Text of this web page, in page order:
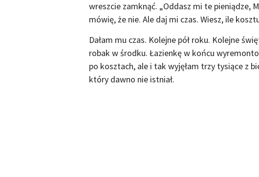
wreszcie zamknąć. „Oddasz mi te pieniądze,
mówię, że nie. Ale daj mi czas. Wiesz, ile
Dałam mu czas. Kolejne pół roku. Kolejne
robak w środku. Łazienkę w końcu
po kosztach, ale i tak wyjęłam trzy tysiące z
który dawno nie istniał.